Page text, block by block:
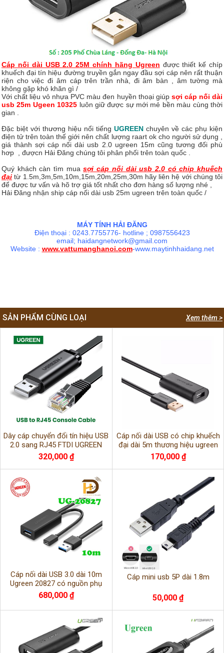
Cáp nối dài USB 2.0 25M chính hãng Ugreen được thiết kế chíp
khuếch đại tín hiệu đường truyền gắn ngay đầu sợi cáp nên rất thuận
riện cho việc đi âm cáp trên trần nhà, đi âm bàn , âm tường mà
không gặp khó khăn gì /
Với chất liệu vỏ nhựa PVC màu đen huyền thoại giúp sợi cáp nối dài
usb 25m Ugeen 10325 luôn giữ được sự mới mẻ bền màu cùng thời
gian .
Đặc biệt với thương hiệu nổi tiếng UGREEN chuyên về các phụ kiện
điện tử trên toàn thế giới nên chất lượng raart ok cho người sử dụng ,
giá thành sợi cáp nối dài usb 2.0 ugreen 15m cũng tương đối phù
hơp , đượcn Hải Đăng chúng tôi phân phối trên toàn quốc .
Quý khách càn tìm muasợi cáp nối dài usb 2.0 có chip khuếch
đại từ 1.5m,3m,5m,10m,15m,20m,25m,30m hãy liên hệ với chúng tôi
để được tư vấn và hõ trợ giá tốt nhất cho đơn hàng số lượng nhé ,
Hải Đăng nhận ship cáp nối dài usb 25m ugreen trên toàn quốc /
MÁY TÍNH HẢI ĐĂNG
Điện thoại : 0243.7755776- hotline ; 0987556423
email; haidangnetwork@gmail.com
Website : www.vattumanghanoi.com-www.maytinhhaidang.net
Xem thêm >
SẢN PHẨM CÙNG LOẠI
Dây cáp chuyển đổi tín hiệu USB
2.0 sang RJ45 FTDI UGREEN
CM204 50773 (chuẩn 8 pin) dài
1.5m
320,000 ₫
Cáp nối dài USB có chip khuếch
đại dài 5m thương hiệu ugreen
10319 đảm bảo đường truyền
170,000 ₫
Cáp nối dài USB 3.0 dài 10m
Ugreen 20827 có nguồn phụ
680,000 ₫
Cáp mini usb 5P dài 1.8m
50,000 ₫